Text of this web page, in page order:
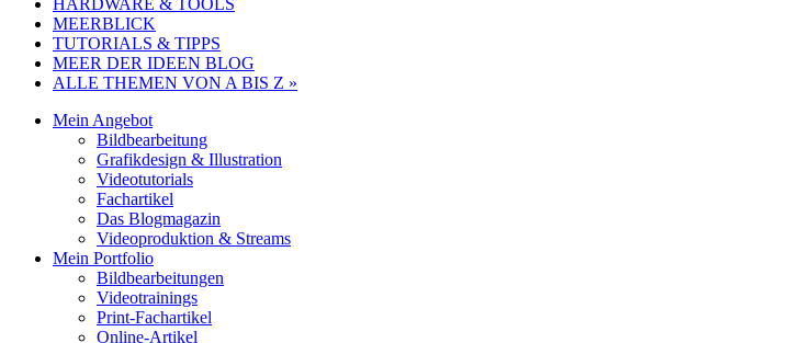
HARDWARE & TOOLS
MEERBLICK
TUTORIALS & TIPPS
MEER DER IDEEN BLOG
ALLE THEMEN VON A BIS Z »
Mein Angebot
Bildbearbeitung
Grafikdesign & Illustration
Videotutorials
Fachartikel
Das Blogmagazin
Videoproduktion & Streams
Mein Portfolio
Bildbearbeitungen
Videotrainings
Print-Fachartikel
Online-Artikel